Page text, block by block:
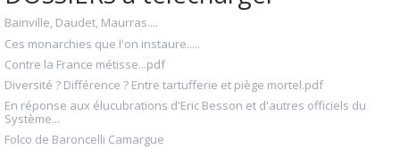
Bainville, Daudet, Maurras....
Ces monarchies que l'on instaure.....
Contre la France métisse...pdf
Diversité ? Différence ? Entre tartufferie et piège mortel.pdf
En réponse aux élucubrations d'Eric Besson et d'autres officiels du
Système...
Folco de Baroncelli Camargue